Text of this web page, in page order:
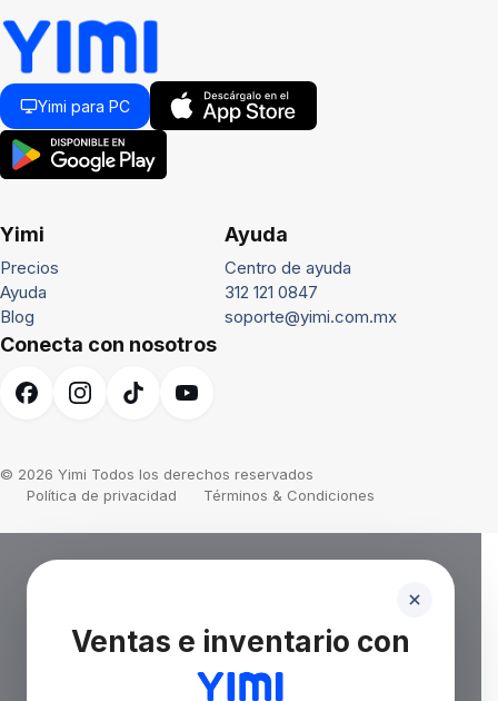
Yimi para PC
Yimi
Precios
Ayuda
Blog
Ayuda
Centro de ayuda
312 121 0847
soporte@yimi.com.mx
Conecta con nosotros
© 2026 Yimi Todos los derechos reservados
Política de privacidad
Términos & Condiciones
Ventas e inventario con